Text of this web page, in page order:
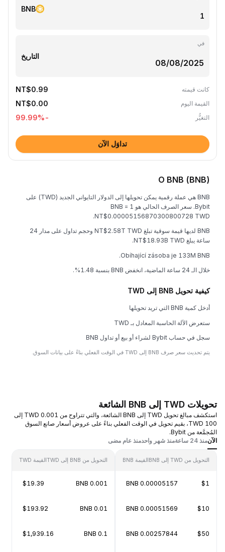
BNB
في
التاريخ
كانت قيمته NT$0.99
القيمة اليوم NT$0.00
التغيُّر -99.99
%
تداوَل الآن
O BNB (BNB)
BNB هي عملة رقمية يمكن تحويلها إلى الدولار التايواني الجديد (TWD) على
Bybit. سعر الصرف الحالي هو 1 BNB =
NT$0.00005156870300800728 TWD.
BNB لديها قيمة سوقية تبلغ NT$2.58T TWD وحجم تداول على مدار 24
ساعة يبلغ NT$18.93B TWD.
Obíhající zásoba je 133M BNB.
خلال الـ 24 ساعة الماضية، انخفض BNB بنسبة 1.48%.
كيفية تحويل BNB إلى TWD
أدخل كمية BNB التي تريد تحويلها
ستعرض الآلة الحاسبة المعادل بـ TWD
سجل في حساب Bybit لشراء أو بيع أو تداول BNB
يتم تحديث سعر صرف BNB إلى TWD في الوقت الفعلي بناءً على بيانات السوق.
تحويلات TWD إلى BNB الشائعة
استكشف مبالغ تحويل TWD إلى BNB الشائعة، والتي تتراوح من 0.001 TWD إلى
100 TWD، بقيم تحويل في الوقت الفعلي بناءً على عروض أسعار صانع السوق
المُجمَّعة من Bybit.
الآنمنذ 24 ساعة منذ شهر واحدمنذ عام مضى
التحويل من TWD إلى BNB القيمة BNB
$1
0.00005157 BNB
$10
0.00051569 BNB
$50
0.00257844 BNB
التحويل من BNB إلى TWD القيمة TWD
0.001 BNB
$19.39
0.01 BNB
$193.92
0.1 BNB
$1,939.16